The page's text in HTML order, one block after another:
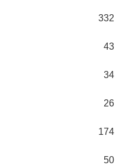
332
43
34
26
174
50